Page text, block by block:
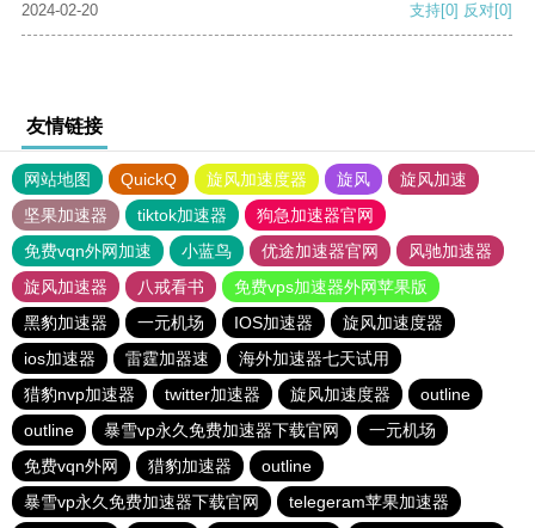
2024-02-20
支持[0] 反对[0]
友情链接
网站地图 QuickQ 旋风加速度器 旋风
旋风加速
坚果加速器
tiktok加速器
狗急加速器官网
免费vqn外网加速
小蓝鸟 优途加速器官网
风驰加速器
旋风加速器
八戒看书
免费vps加速器外网苹果版
黑豹加速器
一元机场 IOS加速器
旋风加速度器
ios加速器
雷霆加器速
海外加速器七天试用
猎豹nvp加速器
twitter加速器 旋风加速度器
outline
outline
暴雪vp永久免费加速器下载官网
一元机场
免费vqn外网
猎豹加速器
outline
暴雪vp永久免费加速器下载官网
telegeram苹果加速器